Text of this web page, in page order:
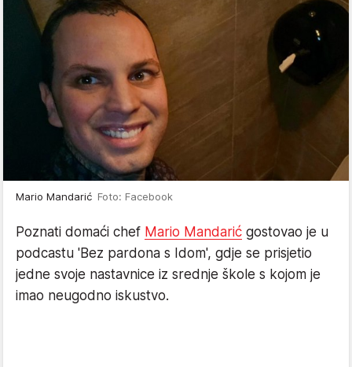
Mario Mandarić Foto: Facebook
Poznati domaći chef Mario Mandarić gostovao je u
podcastu 'Bez pardona s Idom', gdje se prisjetio
jedne svoje nastavnice iz srednje škole s kojom je
imao neugodno iskustvo.